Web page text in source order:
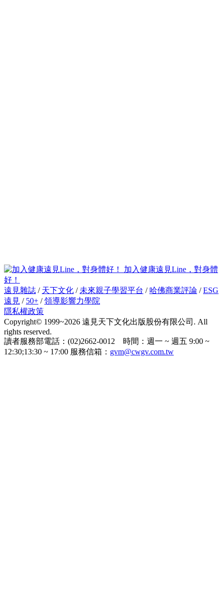
加入健康遠見Line，對身體
好！
遠見雜誌 / 天下文化 / 未來親子學習平台 / 哈佛商業評論 /ESG
遠見 / 50+ /領導影響力學院
隱私權政策
Copyright© 1999~2026 遠見天下文化出版股份有限公司. All
rights reserved.
讀者服務部電話：(02)2662-0012 時間：週一 ~ 週五 9:00 ~
12:30;13:30 ~ 17:00 服務信箱： gvm@cwgv.com.tw